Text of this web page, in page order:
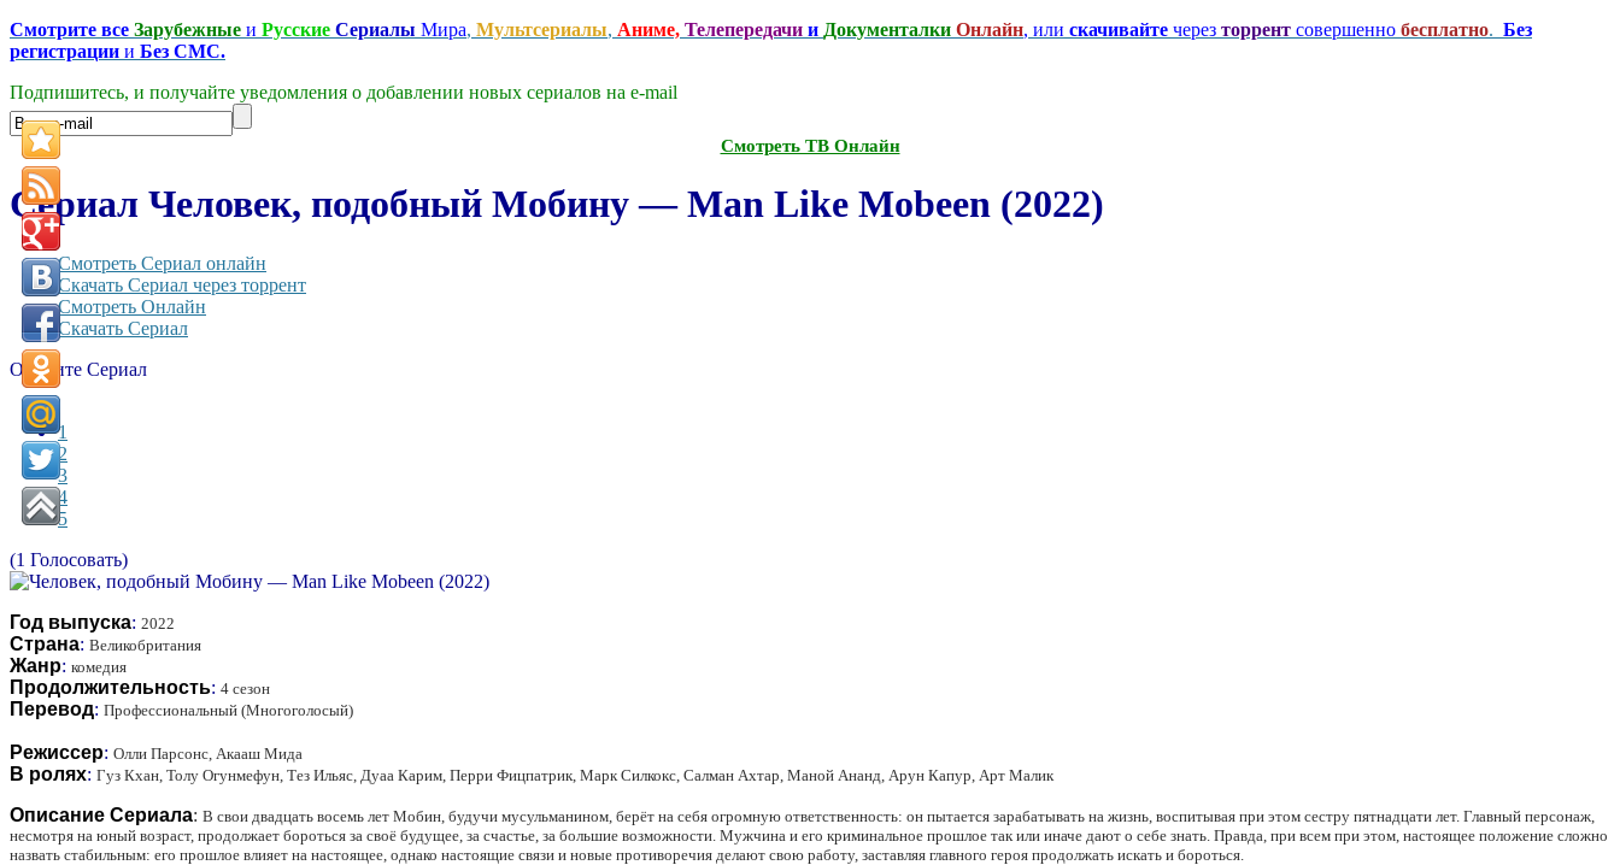
Смотрите все Зарубежные и Русские Сериалы Мира, Мультсериалы, Аниме, Телепередачи и Документалки Онлайн, или скачивайте через торрент совершенно бесплатно. Без
регистрации и Без СМС.
Подпишитесь, и получайте уведомления о добавлении новых сериалов на e-mаil
Смотреть ТВ Онлайн
Сериал Человек, подобный Мобину — Man Like Mobeen (2022)
Смотреть Сериал онлайн
Скачать Сериал через торрент
Смотреть Онлайн
Скачать Сериал
Оцените Сериал
1
2
3
4
5
(1 Голосовать)
Год выпуска: 2022
Страна: Великобритания
Жанр: комедия
Продолжительность: 4 сезон
Перевод: Профессиональный (Многоголосый)
Режиссер: Олли Парсонс, Акааш Мида
В ролях: Гуз Кхан, Толу Огунмефун, Тез Ильяс, Дуаа Карим, Перри Фицпатрик, Марк Силкокс, Салман Ахтар, Маной Ананд, Арун Капур, Арт Малик
Описание Сериала: В свои двадцать восемь лет Мобин, будучи мусульманином, берёт на себя огромную ответственность: он пытается зарабатывать на жизнь, воспитывая при этом сестру пятнадцати лет. Главный персонаж,
несмотря на юный возраст, продолжает бороться за своё будущее, за счастье, за большие возможности. Мужчина и его криминальное прошлое так или иначе дают о себе знать. Правда, при всем при этом, настоящее положение сложно
назвать стабильным: его прошлое влияет на настоящее, однако настоящие связи и новые противоречия делают свою работу, заставляя главного героя продолжать искать и бороться.